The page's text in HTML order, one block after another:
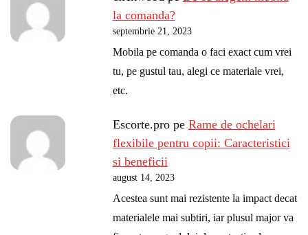
la comanda?
septembrie 21, 2023
Mobila pe comanda o faci exact cum vrei
tu, pe gustul tau, alegi ce materiale vrei,
etc.
Escorte.prope Rame de ochelari
flexibile pentru copii: Caracteristici
si beneficii
august 14, 2023
Acestea sunt mai rezistente la impact decat
materialele mai subtiri, iar plusul major va